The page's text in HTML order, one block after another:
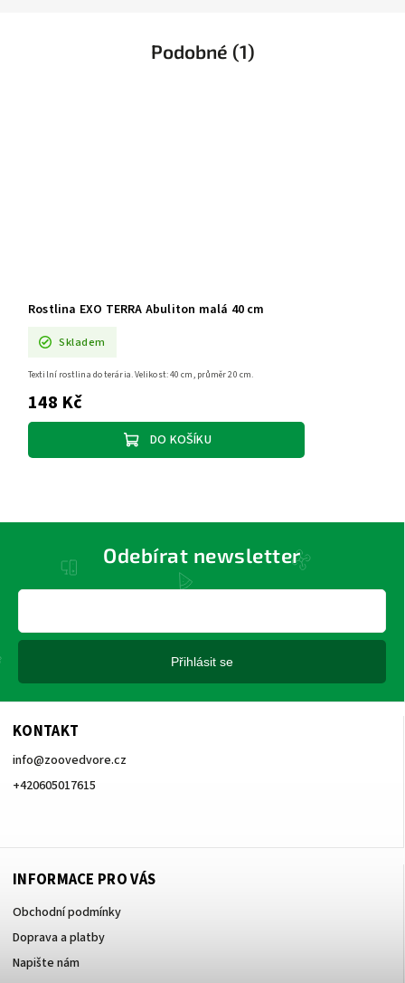
Podobné (1)
Rostlina EXO TERRA Abuliton malá 40 cm
Skladem
148 Kč
DO KOŠÍKU
Textilní rostlina do terária. Velikost: 40 cm, průměr 20 cm.
KONTAKT
info@zoovedvore.cz
+420605017615
INFORMACE PRO VÁS
Obchodní podmínky
Doprava a platby
Napište nám
Odebírat newsletter
Přihlásit se